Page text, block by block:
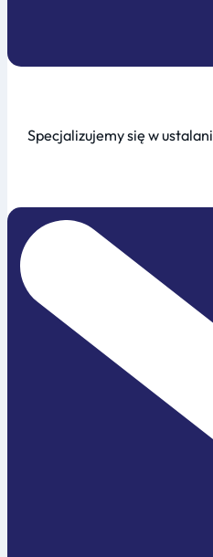
Specjalizujemy się w